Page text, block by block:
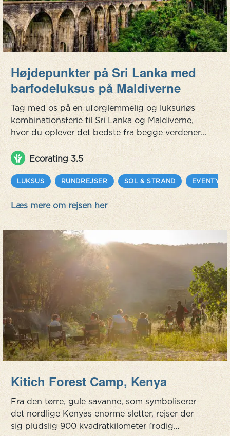
Højdepunkter på Sri Lanka med
barfodeluksus på Maldiverne
Tag med os på en uforglemmelig og luksuriøs
kombinationsferie til Sri Lanka og Maldiverne,
hvor du oplever det bedste fra begge verdener.
Udforsk Sri Lankas smukke landskaber og rige
kultur med besøg i bl.a. Wilpattu National Park,
Sigiriya og Kandy. Oplev de majestætiske
elefanter, leoparder, glitrende søer og det
mangfoldige dyreliv på den spændende safari i
Wilpattu National Park. Tag op til...
Ecorating 3.5
LUKSUS RUNDREJSER SOL & STRAND EVENTYR
Læs mere om rejsen her
Kitich Forest Camp, Kenya
Fra den tørre, gule savanne, som symboliserer
det nordlige Kenyas enorme sletter, rejser der
sig pludslig 900 kvadratkilometer frodig